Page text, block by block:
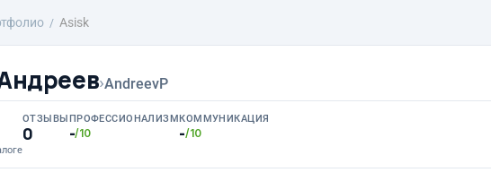
Asisk
›AndreevP
ОТЗЫВЫ
0
ПРОФЕССИОНАЛИЗМ
-/10
КОММУНИКАЦИЯ
-/10